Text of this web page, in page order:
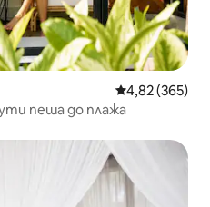
Средна
4,82 (365)
пеша до плажа